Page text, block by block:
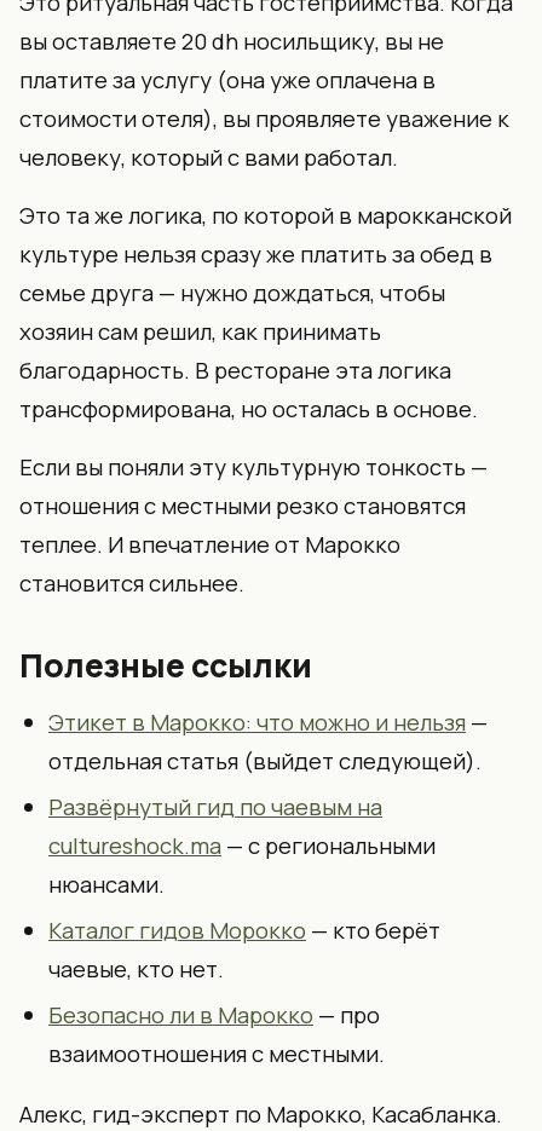
вы оставляете 20 dh носильщику, вы не
платите за услугу (она уже оплачена в
стоимости отеля), вы проявляете уважение к
человеку, который с вами работал.
Это та же логика, по которой в марокканской
культуре нельзя сразу же платить за обед в
семье друга — нужно дождаться, чтобы
хозяин сам решил, как принимать
благодарность. В ресторане эта логика
трансформирована, но осталась в основе.
Если вы поняли эту культурную тонкость —
отношения с местными резко становятся
теплее. И впечатление от Марокко
становится сильнее.
Полезные ссылки
Этикет в Марокко: что можно и нельзя—
отдельная статья (выйдет следующей).
Развёрнутый гид по чаевым на
cultureshock.ma— с региональными
нюансами.
Каталог гидов Морокко — кто берёт
чаевые, кто нет.
Безопасно ли в Марокко — про
взаимоотношения с местными.
Алекс, гид-эксперт по Марокко, Касабланка.